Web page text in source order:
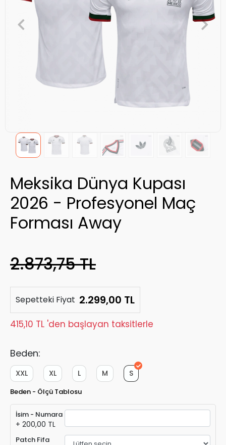
Meksika Dünya Kupası
2026 - Profesyonel Maç
Forması Away
2.873,75 TL
Sepetteki Fiyat 2.299,00 TL
415,10 TL 'den başlayan taksitlerle
Beden:
S
M
L
XL
XXL
Beden - Ölçü Tablosu
İsim - Numara
+ 200,00 TL
Patch Fifa